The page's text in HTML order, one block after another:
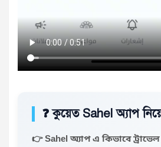
❓ কুয়েত Sahel অ্যাপ নিয়ে
👉 Sahel অ্যাপ এ কিভাবে